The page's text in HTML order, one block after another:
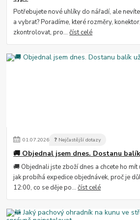
Potřebujete nové uhlíky do nářadí, ale
a vybrat? Poradíme, které rozměry,
zkontrolovat, pro...číst celé
01.07.2026 ❓ Nejčastější dotazy
🚚 Objednal jsem dnes. Dostanu
🚚 Objednali jste zboží dnes a chcete ho mít
jak probíhá expedice objednávek, proč je
12:00, co se děje po...číst celé